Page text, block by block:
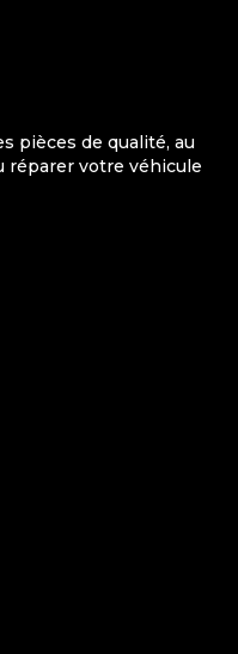
pièces de qualité, au
réparer votre véhicule